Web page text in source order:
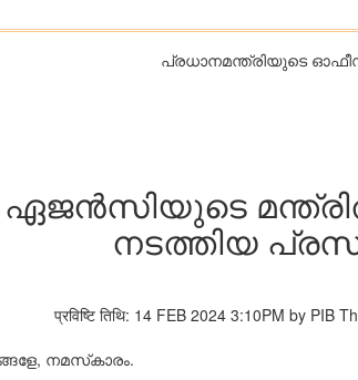
പ്രധാനമന്ത്രിയുടെ
നടത്തിയ
प्रविष्टि तिथि: 14 FEB 2024 3:10PM by PIB
നമസ്‌കാരം.